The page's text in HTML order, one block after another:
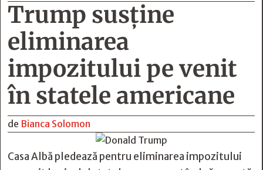
Trump susține
eliminarea
impozitului pe venit
în statele americane
de Bianca Solomon
Casa Albă pledează pentru eliminarea impozitului